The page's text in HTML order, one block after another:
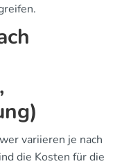
variieren je nach
die Kosten für die